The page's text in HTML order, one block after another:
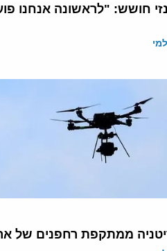
חושש: "לראשונה אנחנו
ממתקפת רחפנים של